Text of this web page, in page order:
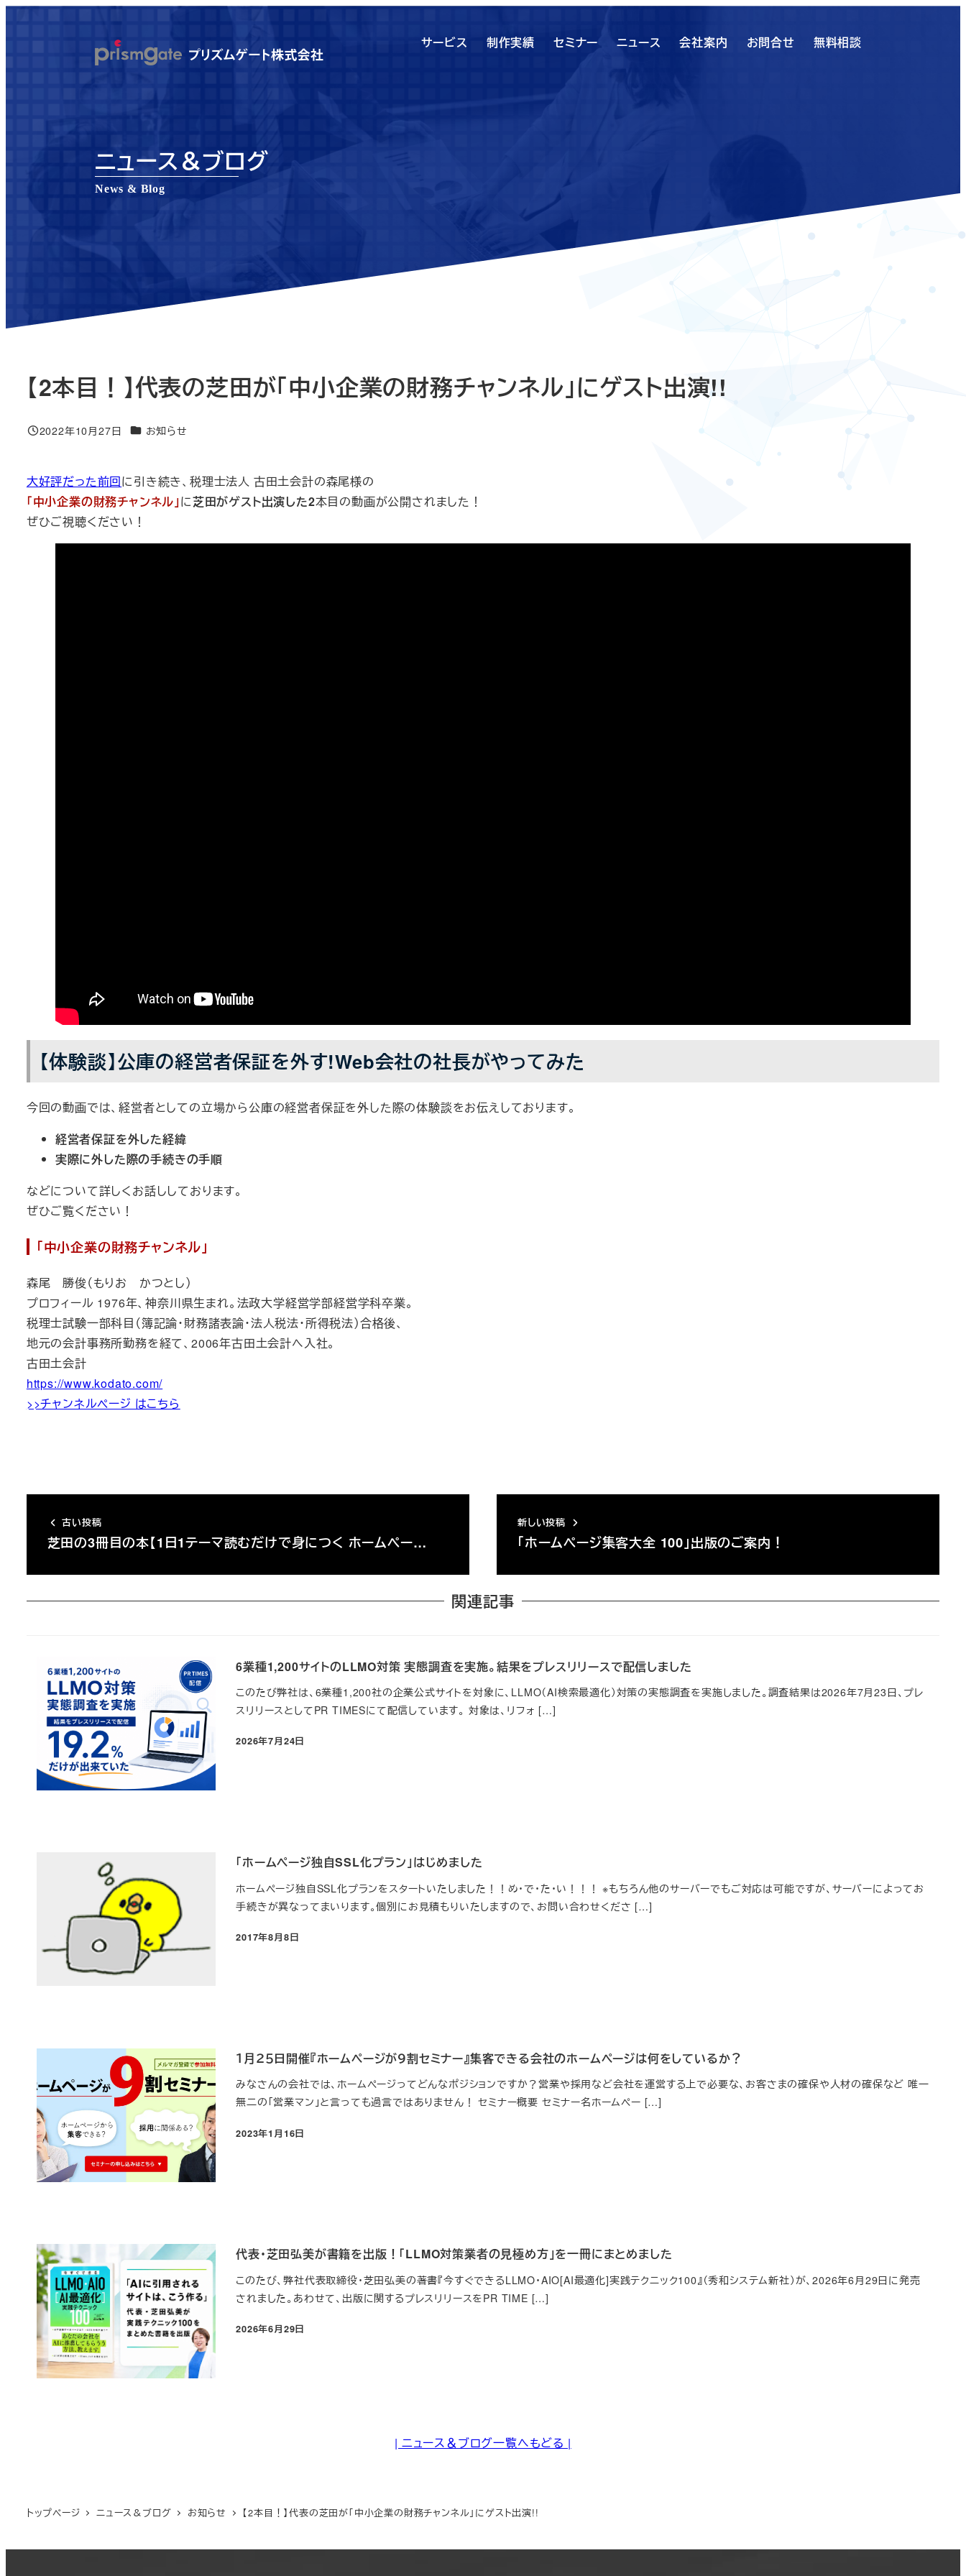
サービス 制作実績 セミナー ニュース 会社案内 お問合せ 無料相談
ニュース＆ブログ
News & Blog
【2本目！】代表の芝田が「中小企業の財務チャンネル」にゲスト出演!!
投稿日
2022年10月27日 ニュース＆ブログカテゴリー
お知らせ
大好評だった前回に引き続き、税理士法人 古田土会計の森尾様の
「中小企業の財務チャンネル」に芝田がゲスト出演した2本目の動画が公開されました！
ぜひご視聴ください！
【体験談】公庫の経営者保証を外す!Web会社の社長がやってみた
今回の動画では、経営者としての立場から公庫の経営者保証を外した際の体験談をお伝えしております。
経営者保証を外した経緯
実際に外した際の手続きの手順
などについて詳しくお話ししております。
ぜひご覧ください！
「中小企業の財務チャンネル」
森尾 勝俊（もりお かつとし）
プロフィール 1976年、神奈川県生まれ。法政大学経営学部経営学科卒業。
税理士試験一部科目（簿記論・財務諸表論・法人税法・所得税法）合格後、
地元の会計事務所勤務を経て、2006年古田土会計へ入社。
古田土会計
https://www.kodato.com/
>>チャンネルページ はこちら
古い投稿
芝田の3冊目の本【1日1テーマ読むだけで身につく ホームペー…
新しい投稿
「ホームページ集客大全 100」出版のご案内！
関連記事
6業種1,200サイトのLLMO対策 実態調査を実施。結果をプレスリリースで配信しました
このたび弊社は、6業種1,200社の企業公式サイトを対象に、LLMO（AI検索最適化）対策の実態調査を実施しました。調査結果は2026年7月23日、プレ
スリリースとしてPR TIMESにて配信しています。 対象は、リフォ […]
投稿日
2026年7月24日
「ホームページ独自SSL化プラン」はじめました
ホームページ独自SSL化プランをスタートいたしました！！め・で・た・い！！！ ※もちろん他のサーバーでもご対応は可能ですが、サーバーによってお
手続きが異なってまいります。個別にお見積もりいたしますので、お問い合わせくださ […]
投稿日
2017年8月8日
１月２５日開催『ホームページが９割セミナー』集客できる会社のホームページは何をしているか？
みなさんの会社では、ホームページってどんなポジションですか？営業や採用など会社を運営する上で必要な、お客さまの確保や人材の確保など 唯一
無二の「営業マン」と言っても過言ではありません！ セミナー概要 セミナー名ホームペー […]
投稿日
2023年1月16日
代表・芝田弘美が書籍を出版！「LLMO対策業者の見極め方」を一冊にまとめました
このたび、弊社代表取締役・芝田弘美の著書『今すぐできるLLMO・AIO[AI最適化]実践テクニック100』（秀和システム新社）が、2026年6月29日に発売
されました。あわせて、出版に関するプレスリリースをPR TIME […]
投稿日
2026年6月29日
| ニュース＆ブログ一覧へもどる |
トップページ ニュース＆ブログ お知らせ 【2本目！】代表の芝田が「中小企業の財務チャンネル」にゲスト出演!!